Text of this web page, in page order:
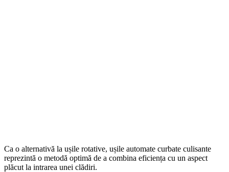
Ca o alternativă la ușile rotative, ușile automate curbate culisante
reprezintă o metodă optimă de a combina eficiența cu un aspect
plăcut la intrarea unei clădiri.